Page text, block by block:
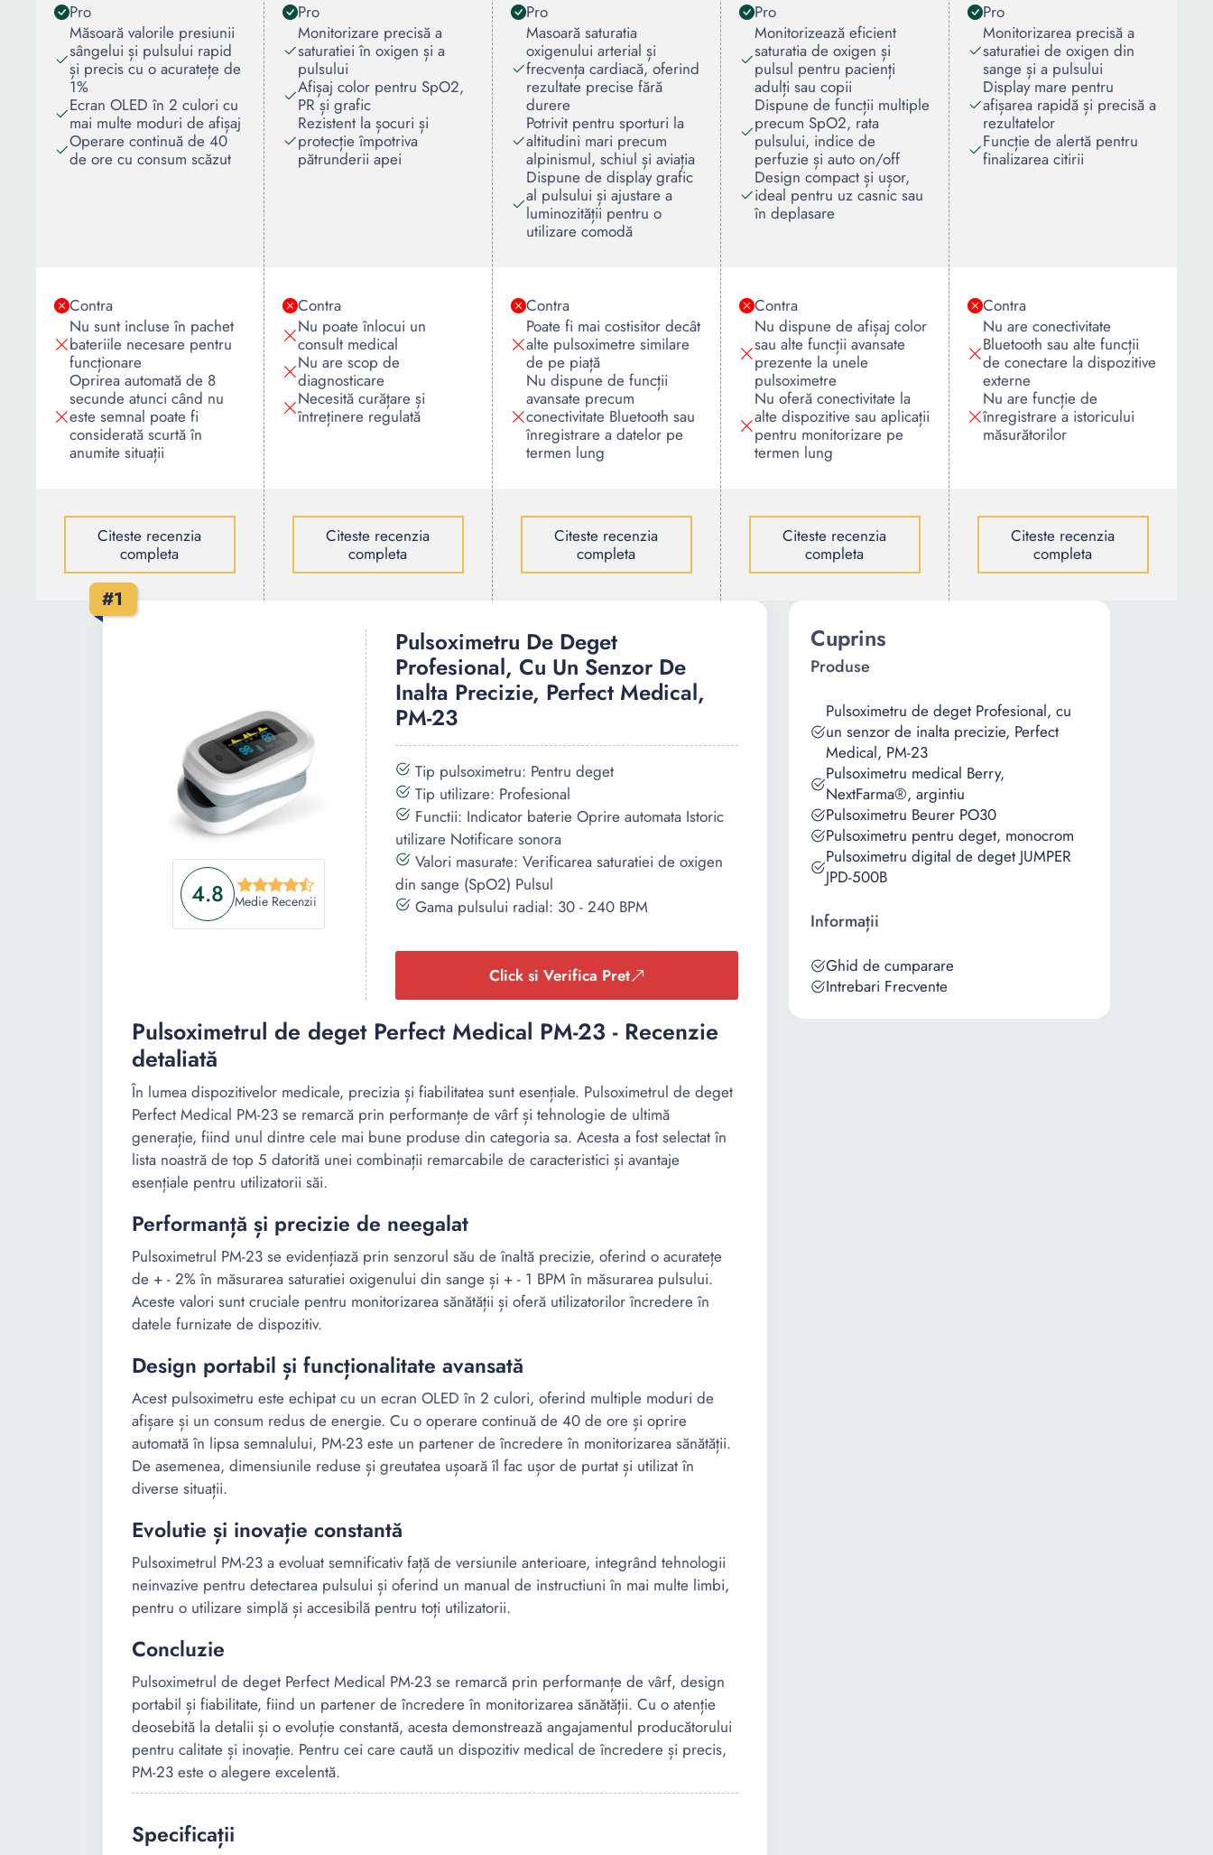
Pro
Măsoară valorile presiunii
sângelui și pulsului rapid
și precis cu o acuratețe de
1%
Ecran OLED în 2 culori cu
mai multe moduri de afișaj
Operare continuă de 40
de ore cu consum scăzut
Contra
Nu sunt incluse în pachet
bateriile necesare pentru
funcționare
Oprirea automată de 8
secunde atunci când nu
este semnal poate fi
considerată scurtă în
anumite situații
Citeste recenzia
completa
Pro
Monitorizare precisă a
saturatiei în oxigen și a
pulsului
Afișaj color pentru SpO2,
PR și grafic
Rezistent la șocuri și
protecție împotriva
pătrunderii apei
Contra
Nu poate înlocui un
consult medical
Nu are scop de
diagnosticare
Necesită curățare și
întreținere regulată
Citeste recenzia
completa
Pro
Masoară saturatia
oxigenului arterial și
frecvența cardiacă, oferind
rezultate precise fără
durere
Potrivit pentru sporturi la
altitudini mari precum
alpinismul, schiul și aviația
Dispune de display grafic
al pulsului și ajustare a
luminozității pentru o
utilizare comodă
Contra
Poate fi mai costisitor decât
alte pulsoximetre similare
de pe piață
Nu dispune de funcții
avansate precum
conectivitate Bluetooth sau
înregistrare a datelor pe
termen lung
Citeste recenzia
completa
Pro
Monitorizează eficient
saturatia de oxigen și
pulsul pentru pacienți
adulți sau copii
Dispune de funcții multiple
precum SpO2, rata
pulsului, indice de
perfuzie și auto on/off
Design compact și ușor,
ideal pentru uz casnic sau
în deplasare
Contra
Nu dispune de afișaj color
sau alte funcții avansate
prezente la unele
pulsoximetre
Nu oferă conectivitate la
alte dispozitive sau aplicații
pentru monitorizare pe
termen lung
Citeste recenzia
completa
Pro
Monitorizarea precisă a
saturatiei de oxigen din
sange și a pulsului
Display mare pentru
afișarea rapidă și precisă a
rezultatelor
Funcție de alertă pentru
finalizarea citirii
Contra
Nu are conectivitate
Bluetooth sau alte funcții
de conectare la dispozitive
externe
Nu are funcție de
înregistrare a istoricului
măsurătorilor
Citeste recenzia
completa
#1
4.8 Medie Recenzii
Pulsoximetru De Deget
Profesional, Cu Un Senzor De
Inalta Precizie, Perfect Medical,
PM-23
Tip pulsoximetru: Pentru deget
Tip utilizare: Profesional
Functii: Indicator baterie Oprire automata Istoric
utilizare Notificare sonora
Valori masurate: Verificarea saturatiei de oxigen
din sange (SpO2) Pulsul
Gama pulsului radial: 30 - 240 BPM
Click si Verifica Pret
Pulsoximetrul de deget Perfect Medical PM-23 - Recenzie
detaliată
În lumea dispozitivelor medicale, precizia și fiabilitatea sunt esențiale. Pulsoximetrul de deget
Perfect Medical PM-23 se remarcă prin performanțe de vârf și tehnologie de ultimă
generație, fiind unul dintre cele mai bune produse din categoria sa. Acesta a fost selectat în
lista noastră de top 5 datorită unei combinații remarcabile de caracteristici și avantaje
esențiale pentru utilizatorii săi.
Performanță și precizie de neegalat
Pulsoximetrul PM-23 se evidențiază prin senzorul său de înaltă precizie, oferind o acuratețe
de + - 2% în măsurarea saturatiei oxigenului din sange și + - 1 BPM în măsurarea pulsului.
Aceste valori sunt cruciale pentru monitorizarea sănătății și oferă utilizatorilor încredere în
datele furnizate de dispozitiv.
Design portabil și funcționalitate avansată
Acest pulsoximetru este echipat cu un ecran OLED în 2 culori, oferind multiple moduri de
afișare și un consum redus de energie. Cu o operare continuă de 40 de ore și oprire
automată în lipsa semnalului, PM-23 este un partener de încredere în monitorizarea sănătății.
De asemenea, dimensiunile reduse și greutatea ușoară îl fac ușor de purtat și utilizat în
diverse situații.
Evolutie și inovație constantă
Pulsoximetrul PM-23 a evoluat semnificativ față de versiunile anterioare, integrând tehnologii
neinvazive pentru detectarea pulsului și oferind un manual de instructiuni în mai multe limbi,
pentru o utilizare simplă și accesibilă pentru toți utilizatorii.
Concluzie
Pulsoximetrul de deget Perfect Medical PM-23 se remarcă prin performanțe de vârf, design
portabil și fiabilitate, fiind un partener de încredere în monitorizarea sănătății. Cu o atenție
deosebită la detalii și o evoluție constantă, acesta demonstrează angajamentul producătorului
pentru calitate și inovație. Pentru cei care caută un dispozitiv medical de încredere și precis,
PM-23 este o alegere excelentă.
Specificații
Cuprins
Produse
Pulsoximetru de deget Profesional, cu
un senzor de inalta precizie, Perfect
Medical, PM-23
Pulsoximetru medical Berry,
NextFarma®, argintiu
Pulsoximetru Beurer PO30
Pulsoximetru pentru deget, monocrom
Pulsoximetru digital de deget JUMPER
JPD-500B
Informații
Ghid de cumparare
Intrebari Frecvente